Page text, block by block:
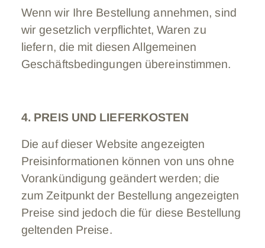
Wenn wir Ihre Bestellung annehmen, sind
wir gesetzlich verpflichtet, Waren zu
liefern, die mit diesen Allgemeinen
Geschäftsbedingungen übereinstimmen.
4. PREIS UND LIEFERKOSTEN
Die auf dieser Website angezeigten
Preisinformationen können von uns ohne
Vorankündigung geändert werden; die
zum Zeitpunkt der Bestellung angezeigten
Preise sind jedoch die für diese Bestellung
geltenden Preise.